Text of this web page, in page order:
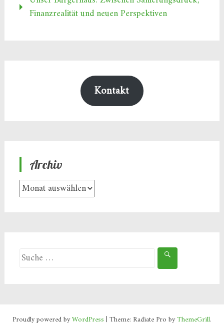
Finanzrealität und neuen Perspektiven
Kontakt
Archiv
Archiv
Suche
Proudly powered byWordPress | Theme: Radiate Pro byThemeGrill.